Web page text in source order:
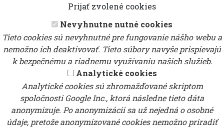
Prijať zvolené cookies
Nevyhnutne nutné cookies
Tieto cookies sú nevyhnutné pre fungovanie nášho webu a
nemožno ich deaktivovať. Tieto súbory navyše prispievajú
k bezpečnému a riadnemu využívaniu našich služieb.
Analytické cookies
Analytické cookies sú zhromažďované skriptom
spoločnosti Google Inc., ktorá následne tieto dáta
anonymizuje. Po anonymizácii sa už nejedná o osobné
údaje, pretože anonymizované cookies nemožno priradiť